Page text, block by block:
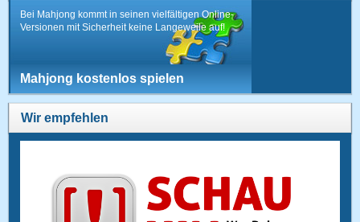
Bei Mahjong kommt in seinen vielfältigen Online-
Versionen mit Sicherheit keine Langeweile auf!
Mahjong kostenlos spielen
Wir empfehlen